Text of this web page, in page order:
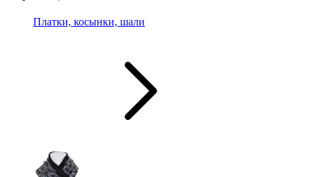
Платки, косынки, шали